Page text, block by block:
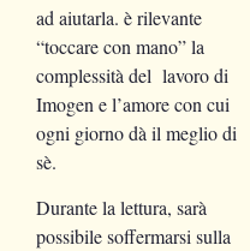
ad aiutarla. è rilevante
“toccare con mano” la
complessità del lavoro di
Imogen e l’amore con cui
ogni giorno dà il meglio di
sè.
Durante la lettura, sarà
possibile soffermarsi sulla